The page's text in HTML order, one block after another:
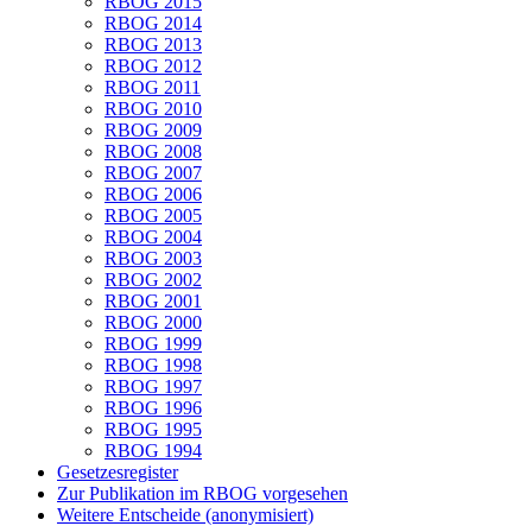
RBOG 2014
RBOG 2013
RBOG 2012
RBOG 2011
RBOG 2010
RBOG 2009
RBOG 2008
RBOG 2007
RBOG 2006
RBOG 2005
RBOG 2004
RBOG 2003
RBOG 2002
RBOG 2001
RBOG 2000
RBOG 1999
RBOG 1998
RBOG 1997
RBOG 1996
RBOG 1995
RBOG 1994
Gesetzesregister
Zur Publikation im RBOG vorgesehen
Weitere Entscheide (anonymisiert)